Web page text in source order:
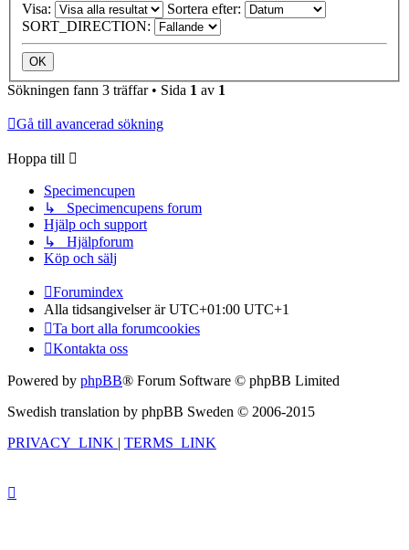
Visa:
Sortera efter:
SORT_DIRECTION:
Sökningen fann 3 träffar • Sida 1 av 1
Gå till avancerad sökning
Hoppa till
Specimencupen
↳ Specimencupens forum
Hjälp och support
↳ Hjälpforum
Köp och sälj
Forumindex
Alla tidsangivelser är UTC+01:00 UTC+1
Ta bort alla forumcookies
Kontakta oss
Powered by phpBB® Forum Software © phpBB Limited
Swedish translation by phpBB Sweden © 2006-2015
PRIVACY_LINK
TERMS_LINK